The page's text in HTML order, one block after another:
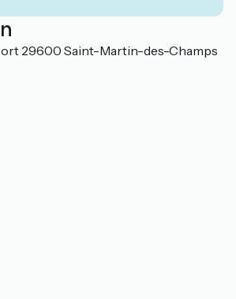
port 29600 Saint-Martin-des-Champs